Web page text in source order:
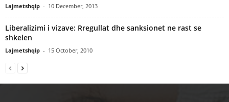
Lajmetshqip - 10 December, 2013
Liberalizimi i vizave: Rregullat dhe sanksionet ne rast se
shkelen
Lajmetshqip - 15 October, 2010